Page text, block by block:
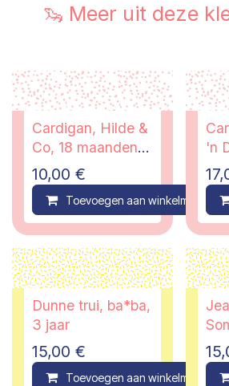
🦦 Meer uit deze
Cardigan, Hilde &
Co, 18 maanden -
PI
10,00 €
Toevoegen aan winkelmandje
'n
Dunne trui, ba*ba,
3 jaar
15,00 €
Toevoegen aan winkelmandje